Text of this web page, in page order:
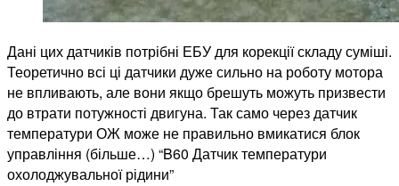
Дані цих датчиків потрібні ЕБУ для корекції складу суміші.
Теоретично всі ці датчики дуже сильно на роботу мотора
не впливають, але вони якщо брешуть можуть призвести
до втрати потужності двигуна. Так само через датчик
температури ОЖ може не правильно вмикатися блок
управління (більше…) “B60 Датчик температури
охолоджувальної рідини”